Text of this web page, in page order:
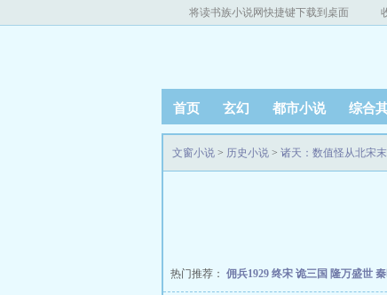
将读书族小说网快捷键下载到桌面
首页 玄幻 都市小说 综合
文窗小说 > 历史小说 > 诸天：数值怪从北宋
热门推荐： 佣兵1929 终宋 诡三国 隆万盛世